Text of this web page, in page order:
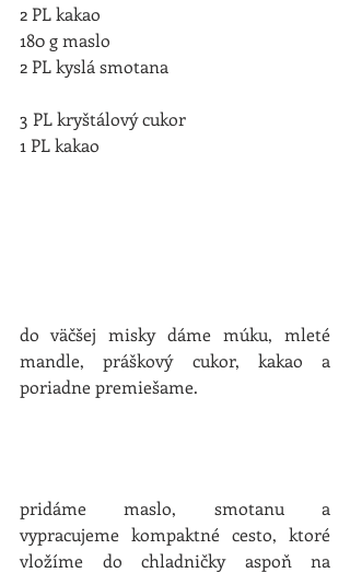
2 PL kakao
180 g maslo
2 PL kyslá smotana
3 PL kryštálový cukor
1 PL kakao
do väčšej misky dáme múku, mleté
mandle, práškový cukor, kakao a
poriadne premiešame.
pridáme maslo, smotanu a
vypracujeme kompaktné cesto, ktoré
vložíme do chladničky aspoň na